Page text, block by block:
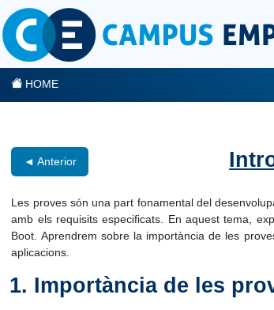
HOME
◄ Anterior
Les proves són una part fonamental del
amb els requisits especificats. En aquest tema,
Boot. Aprendrem sobre la importància de les
aplicacions.
Importància de les